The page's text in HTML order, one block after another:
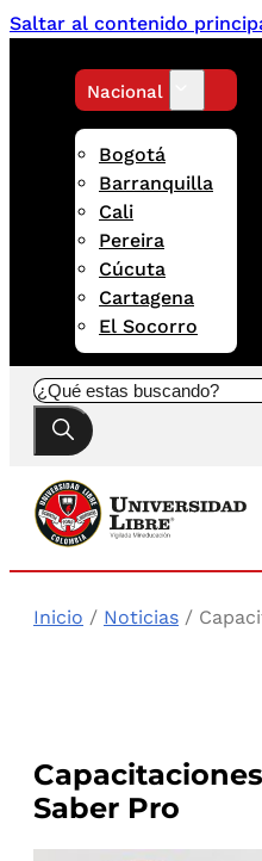
Saltar al contenido
Nacional
Bogotá
Barranquilla
Cali
Pereira
Cúcuta
Cartagena
El Socorro
Buscar
Inicio / Noticias /
Saber Pro